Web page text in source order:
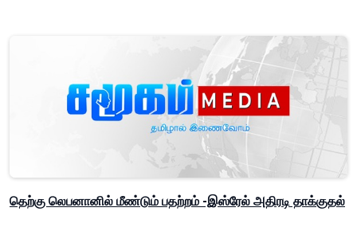
தெற்கு லெபனானில் மீண்டும் பதற்றம் -இஸ்ரேல் அதிரடி தாக்குதல்